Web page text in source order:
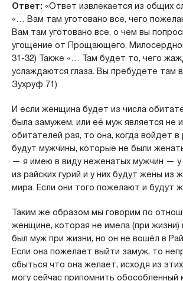
Ответ: «Ответ извлекается из общих
«… Вам там уготовано все, чего
Вам там уготовано все, о чем вы
угощение от Прощающего,
31-32) Также «… Там будет то, чего
услаждаются глаза. Вы пребудете там
Зухруф 71)
И если женщина будет из числа
была замужем, или её муж является не
обитателей рая, то она, когда войдет в
будут мужчины, которые не были
— я имею в виду неженатых мужчин — у
из райских гурий и у них будут жены из
мира. Если они того пожелают и будут
Таким же образом мы говорим по
женщине, которая не имела (при жизни)
был муж при жизни, но он не вошёл в
Если она пожелает выйти замуж, то
сбыться что она желает, исходя из
могу сейчас припомнить обособленный